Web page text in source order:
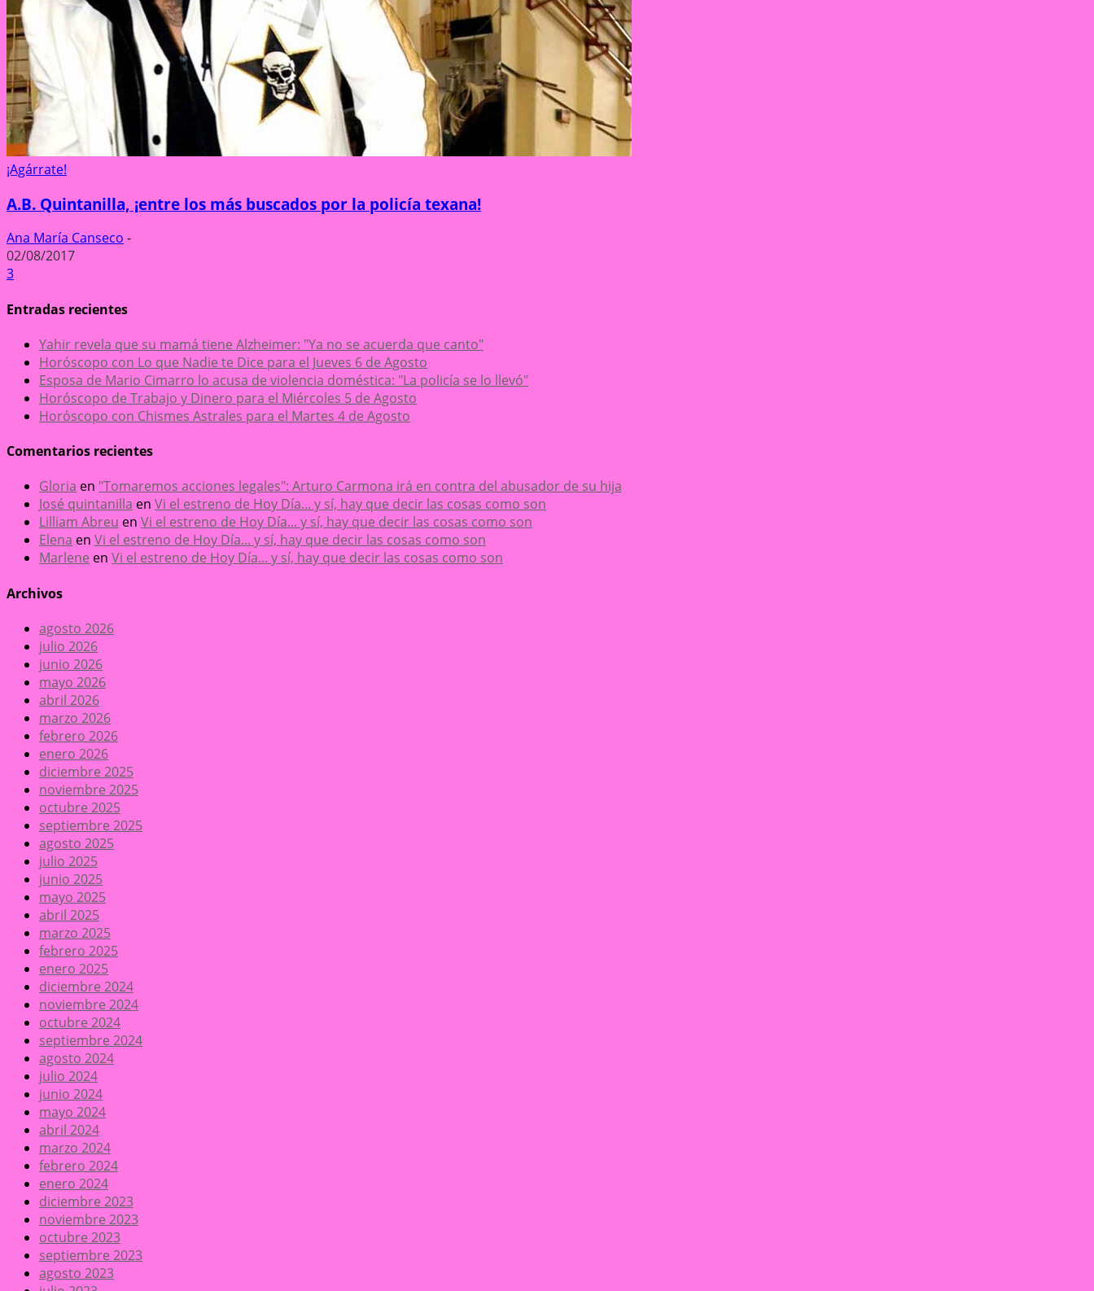
¡Agárrate!
A.B. Quintanilla, ¡entre los más buscados por la policía texana!
Ana María Canseco -
02/08/2017
3
Entradas recientes
Yahir revela que su mamá tiene Alzheimer: "Ya no se acuerda que canto"
Horóscopo con Lo que Nadie te Dice para el Jueves 6 de Agosto
Esposa de Mario Cimarro lo acusa de violencia doméstica: "La policía se lo llevó"
Horóscopo de Trabajo y Dinero para el Miércoles 5 de Agosto
Horóscopo con Chismes Astrales para el Martes 4 de Agosto
Comentarios recientes
Gloria en "Tomaremos acciones legales": Arturo Carmona irá en contra del abusador de su hija
José quintanilla en Vi el estreno de Hoy Día... y sí, hay que decir las cosas como son
Lilliam Abreu en Vi el estreno de Hoy Día... y sí, hay que decir las cosas como son
Elena en Vi el estreno de Hoy Día... y sí, hay que decir las cosas como son
Marlene en Vi el estreno de Hoy Día... y sí, hay que decir las cosas como son
Archivos
agosto 2026
julio 2026
junio 2026
mayo 2026
abril 2026
marzo 2026
febrero 2026
enero 2026
diciembre 2025
noviembre 2025
octubre 2025
septiembre 2025
agosto 2025
julio 2025
junio 2025
mayo 2025
abril 2025
marzo 2025
febrero 2025
enero 2025
diciembre 2024
noviembre 2024
octubre 2024
septiembre 2024
agosto 2024
julio 2024
junio 2024
mayo 2024
abril 2024
marzo 2024
febrero 2024
enero 2024
diciembre 2023
noviembre 2023
octubre 2023
septiembre 2023
agosto 2023